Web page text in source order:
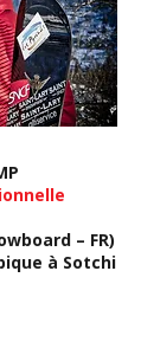
– FR)
à Sotchi